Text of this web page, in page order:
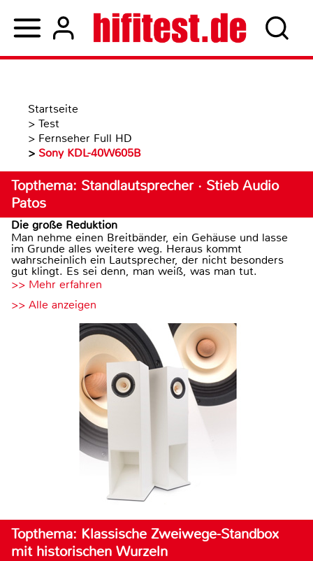
Startseite
> Test
> Fernseher Full HD
> Sony KDL-40W605B
Topthema: Standlautsprecher · Stieb Audio
Patos
Die große Reduktion
Man nehme einen Breitbänder, ein Gehäuse und lasse
im Grunde alles weitere weg. Heraus kommt
wahrscheinlich ein Lautsprecher, der nicht besonders
gut klingt. Es sei denn, man weiß, was man tut.
>> Mehr erfahren
>> Alle anzeigen
Topthema: Klassische Zweiwege-Standbox
mit historischen Wurzeln